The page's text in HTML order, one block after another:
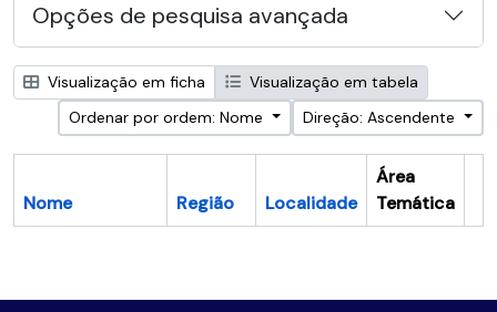
Opções de pesquisa avançada
Visualização em ficha
Visualização em tabela
Ordenar por ordem: Nome
Direção: Ascendente
Nome Região Localidade
Área
Temática